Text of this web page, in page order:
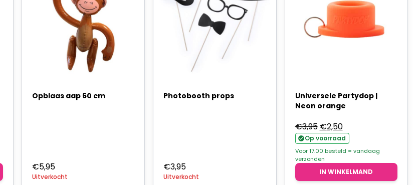
Opblaas aap 60 cm
€5,95
Uitverkocht
Photobooth props
€3,95
Uitverkocht
Universele Partydop |
Neon orange
€3,95 Oorspronkelijke
prijs
was:
€3,95.
€2,50Huidige
prijs
is:
€2,50.
Op voorraad
Voor 17.00 besteld = vandaag
verzonden
IN WINKELMAND